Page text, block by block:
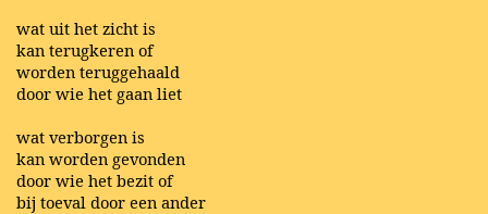
wat uit het zicht is
kan terugkeren of
worden teruggehaald
door wie het gaan liet
wat verborgen is
kan worden gevonden
door wie het bezit of
bij toeval door een ander